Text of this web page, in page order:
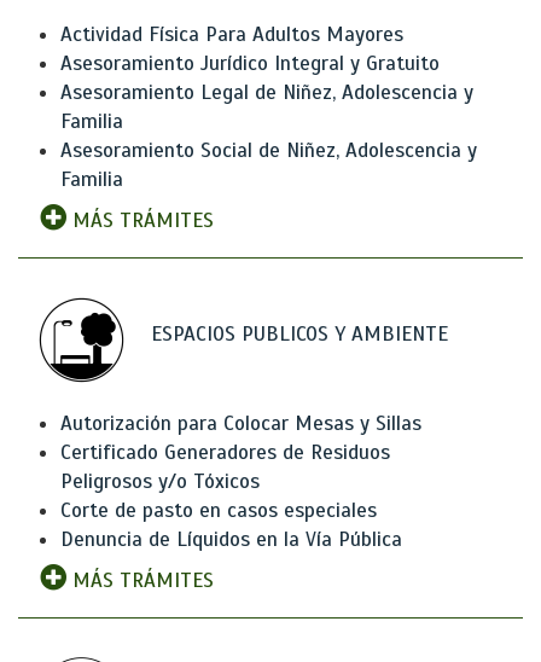
Actividad Física Para Adultos Mayores
Asesoramiento Jurídico Integral y Gratuito
Asesoramiento Legal de Niñez, Adolescencia y
Familia
Asesoramiento Social de Niñez, Adolescencia y
Familia
MÁS TRÁMITES
ESPACIOS PUBLICOS Y AMBIENTE
Autorización para Colocar Mesas y Sillas
Certificado Generadores de Residuos
Peligrosos y/o Tóxicos
Corte de pasto en casos especiales
Denuncia de Líquidos en la Vía Pública
MÁS TRÁMITES